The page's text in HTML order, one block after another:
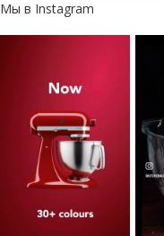
Мы в Instagram